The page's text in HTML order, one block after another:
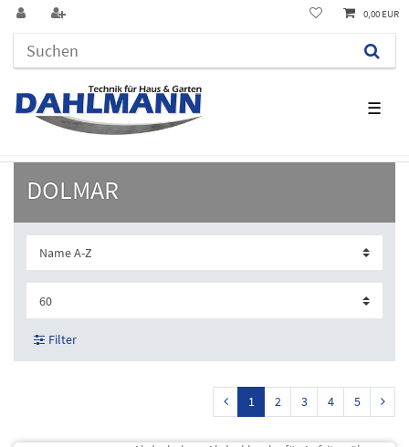
☰
0,00 EUR
DOLMAR
Filter
1 2 3 4 5